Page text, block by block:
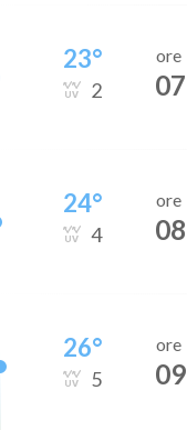
23°
2
ore
07
24°
4
ore
08
26°
5
ore
09